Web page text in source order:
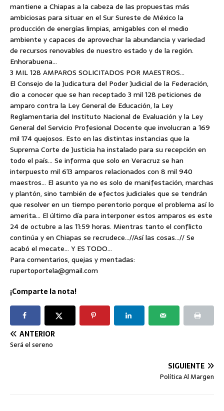
mantiene a Chiapas a la cabeza de las propuestas más
ambiciosas para situar en el Sur Sureste de México la
producción de energías limpias, amigables con el medio
ambiente y capaces de aprovechar la abundancia y variedad
de recursos renovables de nuestro estado y de la región.
Enhorabuena…
3 MIL 128 AMPAROS SOLICITADOS POR MAESTROS…
El Consejo de la Judicatura del Poder Judicial de la Federación,
dio a conocer que se han receptado 3 mil 128 peticiones de
amparo contra la Ley General de Educación, la Ley
Reglamentaria del Instituto Nacional de Evaluación y la Ley
General del Servicio Profesional Docente que involucran a 169
mil 174 quejosos. Esto en las distintas instancias que la
Suprema Corte de Justicia ha instalado para su recepción en
todo el país… Se informa que solo en Veracruz se han
interpuesto mil 613 amparos relacionados con 8 mil 940
maestros… El asunto ya no es solo de manifestación, marchas
y plantón, sino también de efectos judiciales que se tendrán
que resolver en un tiempo perentorio porque el problema así lo
amerita… El último día para interponer estos amparos es este
24 de octubre a las 11:59 horas. Mientras tanto el conflicto
continúa y en Chiapas se recrudece…//Así las cosas…// Se
acabó el mecate… Y ES TODO…
Para comentarios, quejas y mentadas:
rupertoportela@gmail.com
¡Comparte la nota!
ANTERIOR
Será el sereno
SIGUIENTE
Política Al Margen